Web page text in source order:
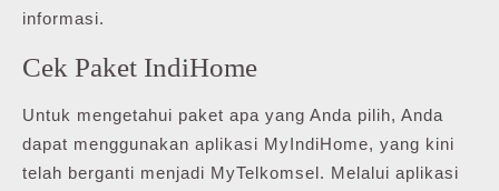
informasi.
Cek Paket IndiHome
Untuk mengetahui paket apa yang Anda pilih, Anda
dapat menggunakan aplikasi MyIndiHome, yang kini
telah berganti menjadi MyTelkomsel. Melalui aplikasi